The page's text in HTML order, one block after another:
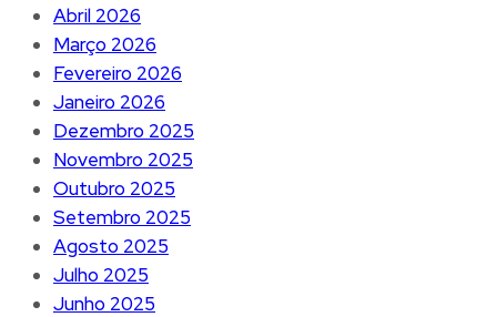
Abril 2026
Março 2026
Fevereiro 2026
Janeiro 2026
Dezembro 2025
Novembro 2025
Outubro 2025
Setembro 2025
Agosto 2025
Julho 2025
Junho 2025